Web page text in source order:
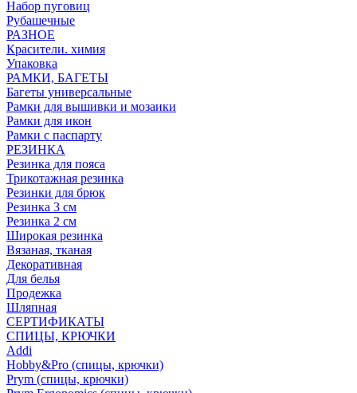
Набор пуговиц
Рубашечные
РАЗНОЕ
Красители. химия
Упаковка
РАМКИ, БАГЕТЫ
Багеты универсальные
Рамки для вышивки и мозаики
Рамки для икон
Рамки с паспарту
РЕЗИНКА
Резинка для пояса
Трикотажная резинка
Резинки для брюк
Резинка 3 см
Резинка 2 см
Широкая резинка
Вязаная, тканая
Декоративная
Для белья
Продежка
Шляпная
СЕРТИФИКАТЫ
СПИЦЫ, КРЮЧКИ
Addi
Hobby&Pro (спицы, крючки)
Prym (спицы, крючки)